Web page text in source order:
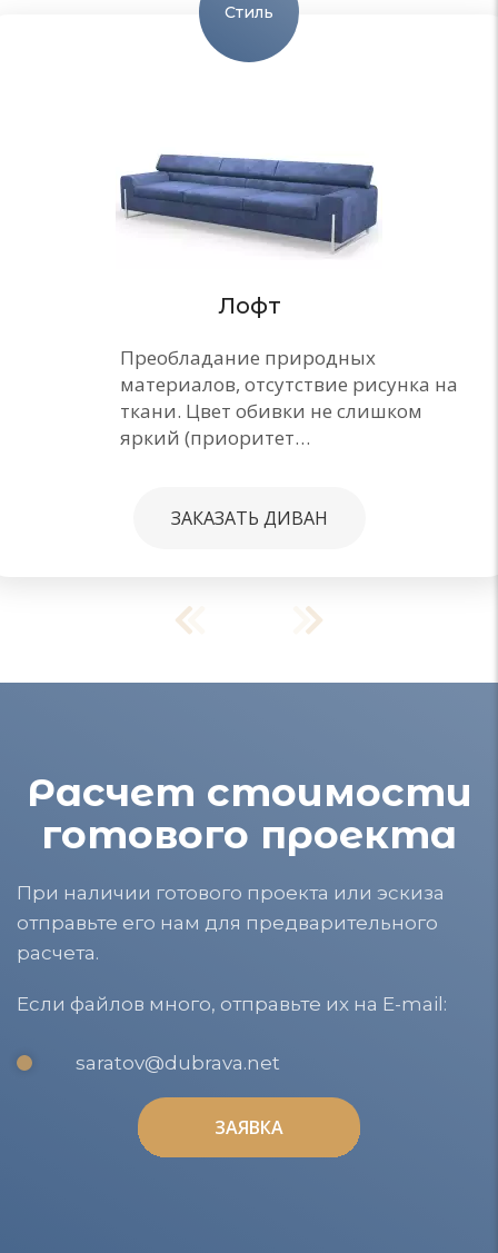
Стиль
Лофт
Преобладание природных
материалов, отсутствие рисунка на
ткани. Цвет обивки не слишком
яркий (приоритет…
ЗАКАЗАТЬ ДИВАН
Расчет стоимости
готового проекта
При наличии готового проекта или эскиза
отправьте его нам для предварительного
расчета.
Если файлов много, отправьте их на E-mail:
saratov@dubrava.net
ЗАЯВКА
ЗАЯВКА